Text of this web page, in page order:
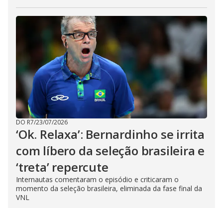
DO R7/23/07/2026
‘Ok. Relaxa’: Bernardinho se irrita
com líbero da seleção brasileira e
‘treta’ repercute
Internautas comentaram o episódio e criticaram o
momento da seleção brasileira, eliminada da fase final da
VNL